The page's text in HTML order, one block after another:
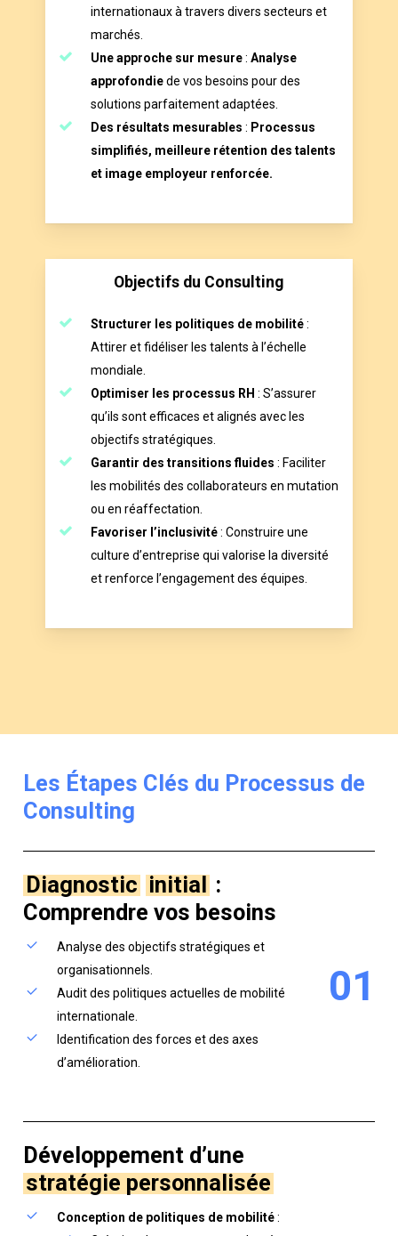
internationaux à travers divers secteurs et
marchés.
Une approche sur mesure: Analyse
approfondiede vos besoins pour des
solutions parfaitement adaptées.
Des résultats mesurables : Processus
simplifiés, meilleure rétention des talents
et image employeur renforcée.
Objectifs du Consulting
Structurer les politiques de mobilité:
Attirer et fidéliser les talents à l’échelle
mondiale.
Optimiser les processus RH : S’assurer
qu’ils sont efficaces et alignés avec les
objectifs stratégiques.
Garantir des transitions fluides : Faciliter
les mobilités des collaborateurs en mutation
ou en réaffectation.
Favoriser l’inclusivité: Construire une
culture d’entreprise qui valorise la diversité
et renforce l’engagement des équipes.
Les Étapes Clés du Processus de
Consulting
Diagnostic initial :
Comprendre vos besoins
Analyse des objectifs stratégiques et
organisationnels.
Audit des politiques actuelles de mobilité
internationale.
Identification des forces et des axes
d’amélioration.
01
Développement d’une
stratégie personnalisée
Conception de politiques de mobilité: